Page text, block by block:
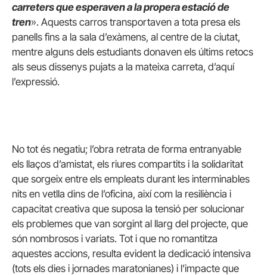
carreters que esperaven a la propera estació de
tren». Aquests carros transportaven a tota presa els
panells fins a la sala d’exàmens, al centre de la ciutat,
mentre alguns dels estudiants donaven els últims retocs
als seus dissenys pujats a la mateixa carreta, d’aquí
l’expressió.
No tot és negatiu; l’obra retrata de forma entranyable
els llaços d’amistat, els riures compartits i la solidaritat
que sorgeix entre els empleats durant les interminables
nits en vetlla dins de l’oficina, així com la resiliència i
capacitat creativa que suposa la tensió per solucionar
els problemes que van sorgint al llarg del projecte, que
són nombrosos i variats. Tot i que no romantitza
aquestes accions, resulta evident la dedicació intensiva
(tots els dies i jornades maratonianes) i l’impacte que